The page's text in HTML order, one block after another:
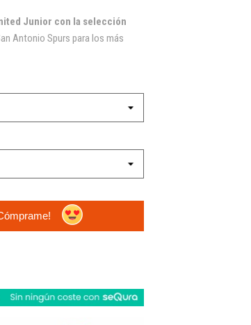
Junior con la selección
Antonio Spurs para los más